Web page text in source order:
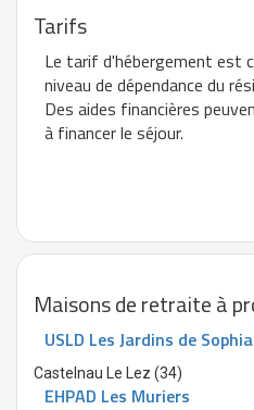
Tarifs
Le tarif d'hébergement est
niveau de dépendance du
Des aides financières
à financer le séjour.
Maisons de retraite à
USLD Les Jardins de
Castelnau Le Lez (34)
EHPAD Les Muriers